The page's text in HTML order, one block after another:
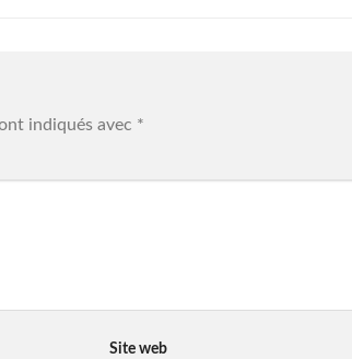
indiqués avec *
Site web